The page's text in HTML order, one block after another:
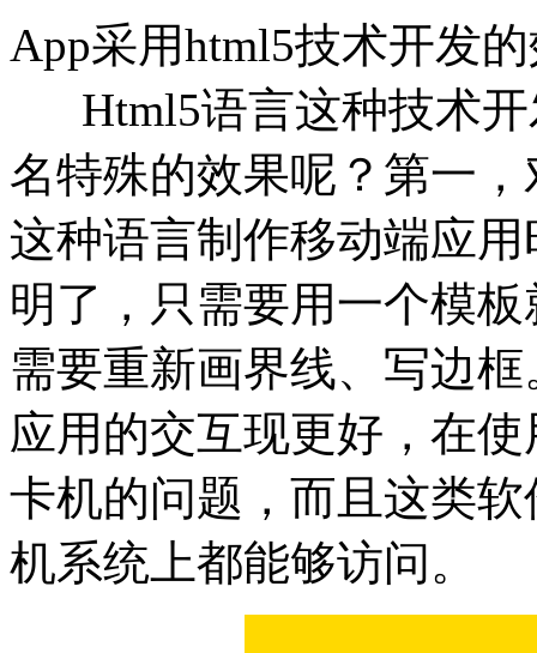
App采用html5技术开发
Html5语言这种技术开
名特殊的效果呢？第一
这种语言制作移动端应
明了，只需要用一个模
需要重新画界线、写边
应用的交互现更好，在
卡机的问题，而且这类
机系统上都能够访问。